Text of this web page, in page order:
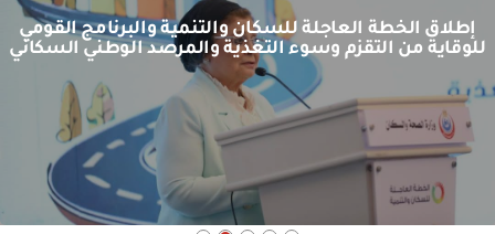
الركن الإعلامي
مؤشرات احصائية
المبادرات
تواصل معنا
إطلاق الخطة العاجلة للسكان والتنمية والبرنامج القومي
للوقاية من التقزم وسوء التغذية والمرصد الوطني السكاني